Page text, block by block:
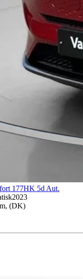
177HK 5d Aut.
2023
(DK)